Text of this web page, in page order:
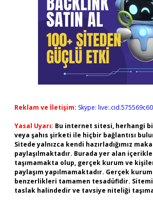
Reklam ve İletişim: Skype:
Yasal Uyarı: Bu internet sitesi, herhangi
veya şahıs şirketi ile hiçbir bağlantısı
Sitede yalnızca kendi hazırladığımız
paylaşılmaktadır. Burada yer alan
taşımamakta olup, gerçek kurum ve
paylaşım yapılmamaktadır. Gerçek
benzerlikleri tamamen tesadüfidir.
taslak halindedir ve tavsiye niteliği